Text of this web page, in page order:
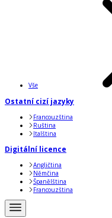
Vše
Ostatní cizí jazyky
Francouzština
Ruština
Italština
Digitální licence
Angličtina
Němčina
Španělština
Francouzština